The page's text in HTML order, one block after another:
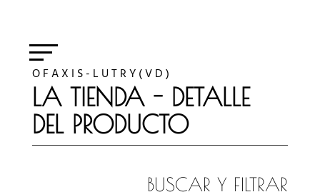
O F A X I S - L U T R Y ( V D )
LA TIENDA - DETALLE
DEL PRODUCTO
BUSCAR Y FILTRAR